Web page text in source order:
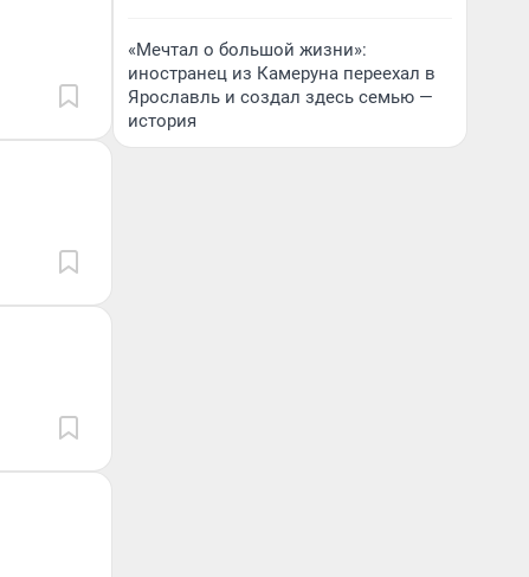
«Мечтал о большой жизни»:
иностранец из Камеруна переехал в
Ярославль и создал здесь семью —
история